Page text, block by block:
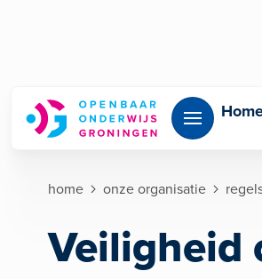
Kruimelpad
home onze organisatie
Veiligheid